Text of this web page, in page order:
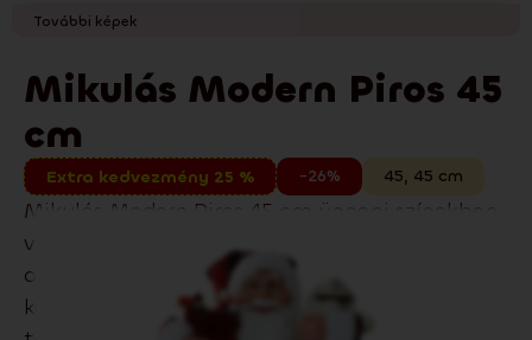
További képek
Mikulás Modern Piros 45
cm
Extra kedvezmény 25 % -26% 45, 45 cm
Mikulás Modern Piros 45 cm ünnepi színekben
vidám karácsonyi hangulatot teremt
otthonában. A részletgazdag kidolgozás és
kellemes anyagok közkedvelt dekorációvá